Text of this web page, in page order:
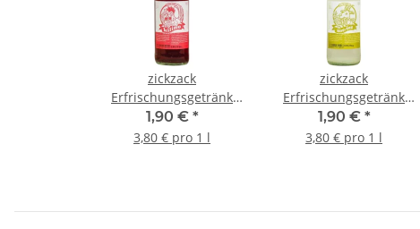
zickzack
Erfrischungsgetränk
Kilimo Bio 0,5l
1,90 € *
3,80 € pro 1 l
zickzack
Erfrischungsgetränk
Zotrine Bio 0,5l
1,90 € *
3,80 € pro 1 l